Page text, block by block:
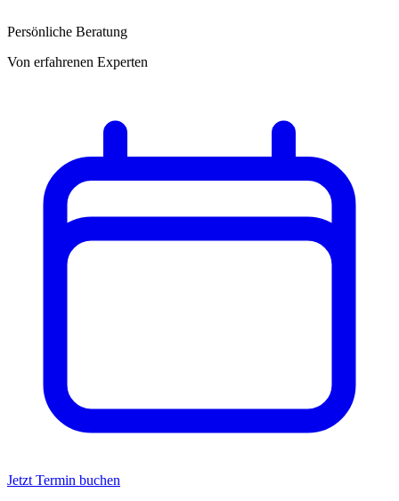
Persönliche Beratung
Von erfahrenen Experten
Jetzt Termin buchen